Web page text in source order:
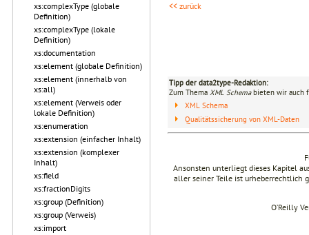
xs:complexType (globale
Definition)
xs:complexType (lokale
Definition)
xs:documentation
xs:element (globale Definition)
xs:element (innerhalb von
xs:all)
xs:element (Verweis oder
lokale Definition)
xs:enumeration
xs:extension (einfacher Inhalt)
xs:extension (komplexer
Inhalt)
xs:field
xs:fractionDigits
xs:group (Definition)
xs:group (Verweis)
xs:import
<< zurück
Tipp der data2type-Redaktion:
Zum Thema XML Schemabieten wir auch
XML Schema
Qualitätssicherung von XML-Daten
Ansonsten unterliegt dieses Kapitel
aller seiner Teile ist urheberrechtlich
O’Reilly